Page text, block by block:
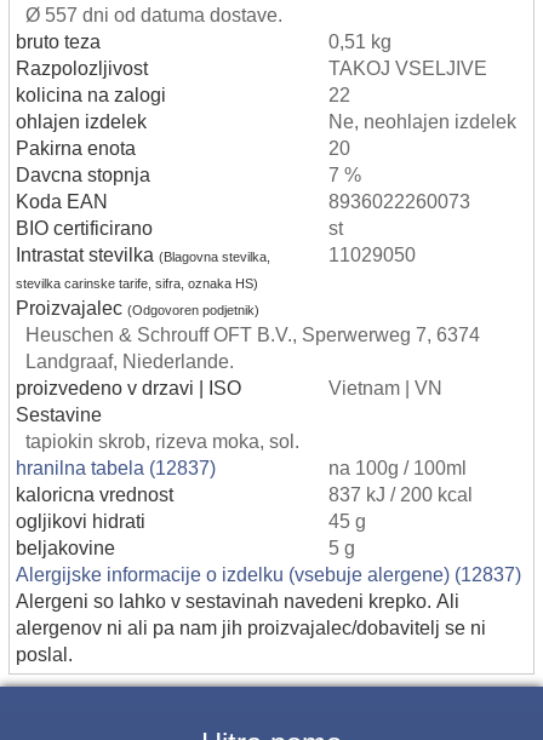
Ø 557 dni od datuma dostave.
bruto teza
0,51 kg
Razpolozljivost
TAKOJ VSELJIVE
kolicina na zalogi
22
ohlajen izdelek
Ne, neohlajen izdelek
Pakirna enota
20
Davcna stopnja
7 %
Koda EAN
8936022260073
BIO certificirano
st
Intrastat stevilka (Blagovna stevilka,
stevilka carinske tarife, sifra, oznaka HS)
11029050
Proizvajalec (Odgovoren podjetnik)
Heuschen & Schrouff OFT B.V., Sperwerweg 7, 6374
Landgraaf, Niederlande.
proizvedeno v drzavi | ISO
Vietnam | VN
Sestavine
tapiokin skrob, rizeva moka, sol.
hranilna tabela (12837)
na 100g / 100ml
kaloricna vrednost
837 kJ / 200 kcal
ogljikovi hidrati
45 g
beljakovine
5 g
Alergijske informacije o izdelku (vsebuje alergene) (12837)
Alergeni so lahko v sestavinah navedeni krepko. Ali
alergenov ni ali pa nam jih proizvajalec/dobavitelj se ni
poslal.